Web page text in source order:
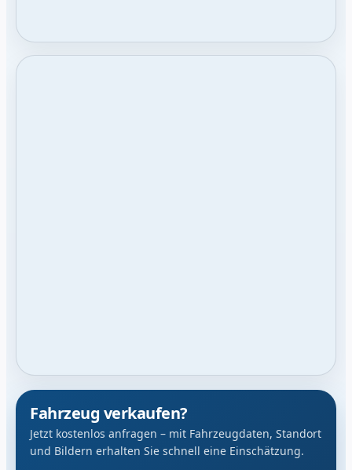
Fahrzeug verkaufen?
Jetzt kostenlos anfragen – mit Fahrzeugdaten, Standort
und Bildern erhalten Sie schnell eine Einschätzung.